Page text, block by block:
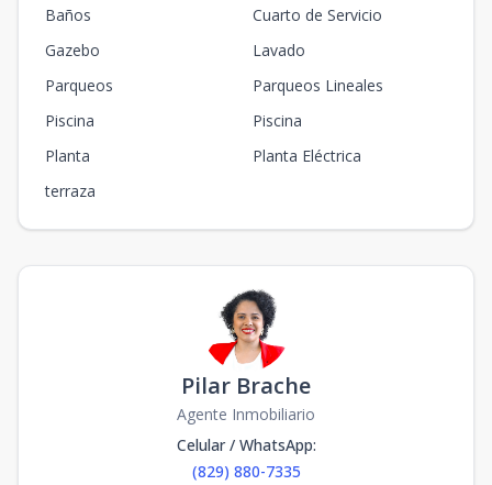
Baños
Cuarto de Servicio
Gazebo
Lavado
Parqueos
Parqueos Lineales
Piscina
Piscina
Planta
Planta Eléctrica
terraza
Pilar Brache
Agente Inmobiliario
Celular / WhatsApp:
(829) 880-7335